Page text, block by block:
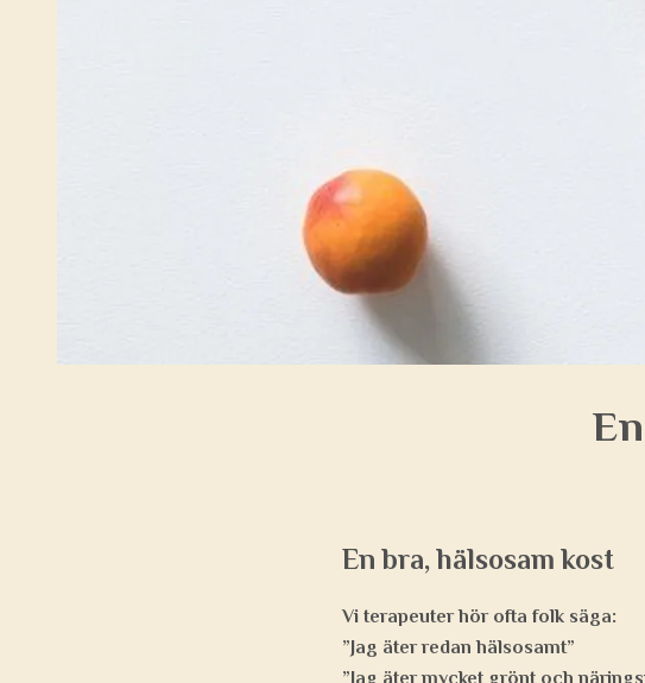
En bra, hälsosam kost
Vi terapeuter hör ofta folk säga:
”Jag äter redan hälsosamt”